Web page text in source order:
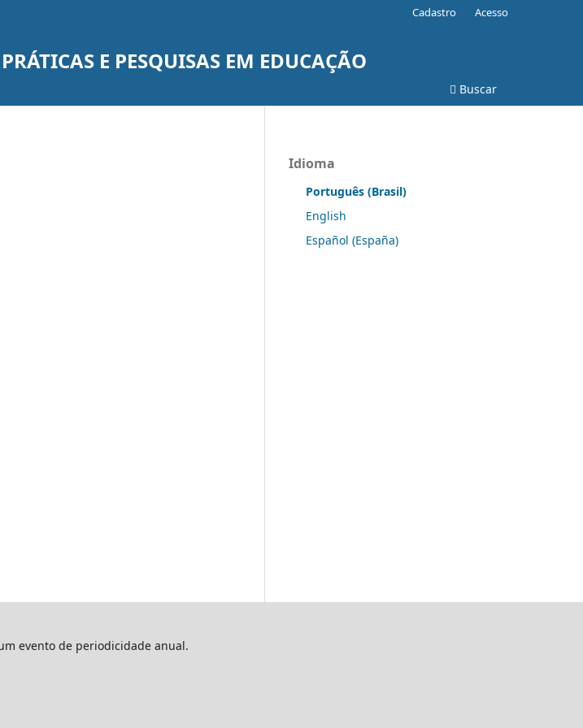
E PESQUISAS EM EDUCAÇÃO
Buscar
Cadastro Acesso
Idioma
Português (Brasil)
English
Español (España)
evento de periodicidade anual.